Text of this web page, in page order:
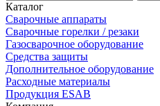
Каталог
Сварочные аппараты
Сварочные горелки / резаки
Газосварочное оборудование
Средства защиты
Дополнительное оборудование
Расходные материалы
Продукция ESAB